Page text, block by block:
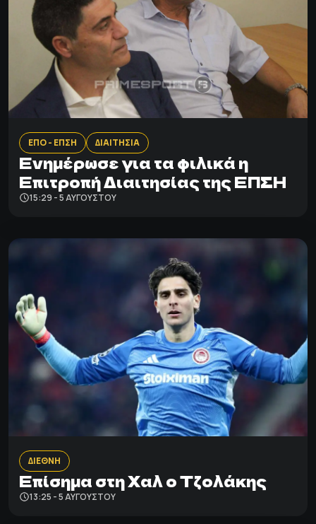
ΕΠΟ - ΕΠΣΗ ΔΙΑΙΤΗΣΙΑ
Ενημέρωσε για τα φιλικά η
Επιτροπή Διαιτησίας της ΕΠΣΗ
15:29 - 5 ΑΥΓΟΎΣΤΟΥ
ΔΙΕΘΝΗ
Επίσημα στη Χαλ ο Τζολάκης
13:25 - 5 ΑΥΓΟΎΣΤΟΥ